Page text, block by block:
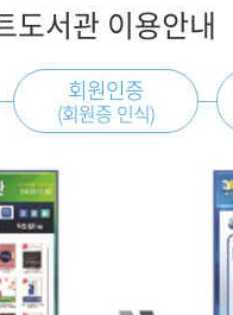
도서관 이용안내
회원인증
(회원증 인식)